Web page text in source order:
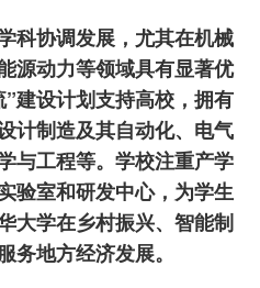
科协调发展，尤其在机械
源动力等领域具有显著优
建设计划支持高校，拥有
计制造及其自动化、电气
与工程等。学校注重产学
验室和研发中心，为学生
大学在乡村振兴、智能制
务地方经济发展。